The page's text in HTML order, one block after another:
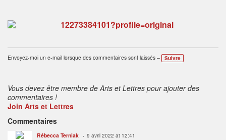
Envoyez-moi un e-mail lorsque des commentaires sont laissés – Suivre
Vous devez être membre de Arts et Lettres pour ajouter des
commentaires !
Join Arts et Lettres
Commentaires
Rébecca Terniak 9 avril 2022 at 12:41